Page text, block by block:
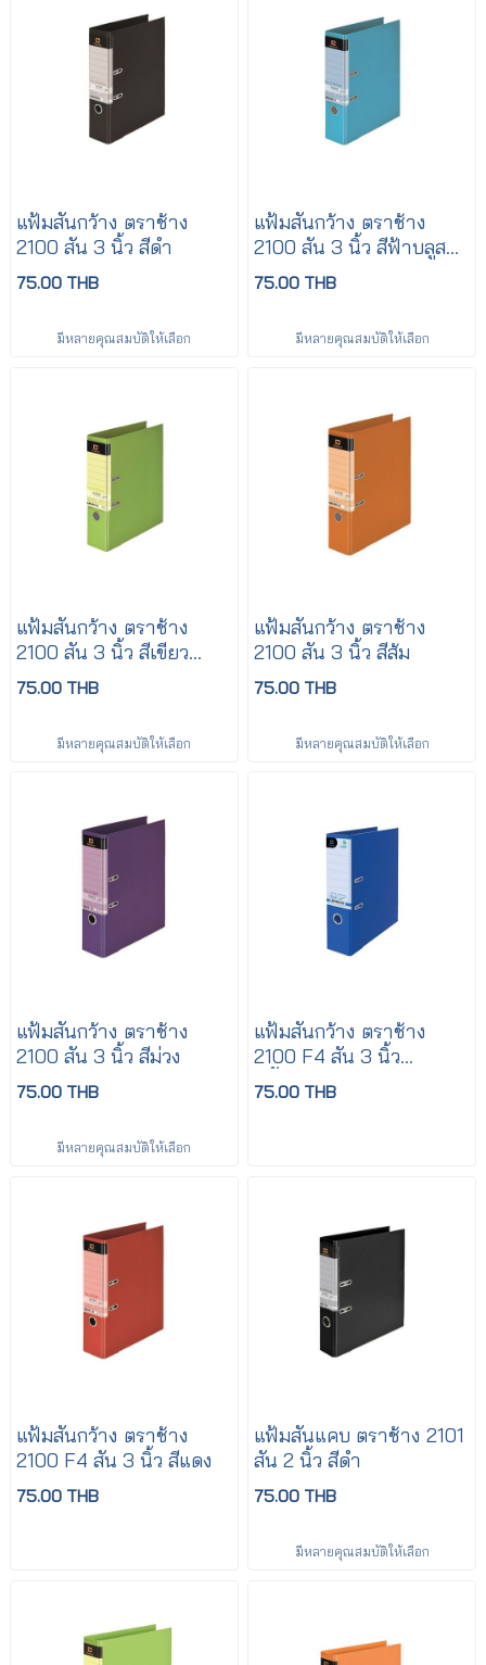
แฟ้มสันกว้าง ตราช้าง
2100 สัน 3 นิ้ว สีดำ
75.00 THB
มีหลายคุณสมบัติให้เลือก
แฟ้มสันกว้าง ตราช้าง
2100 สัน 3 นิ้ว สีฟ้าบลูสกา
ย
75.00 THB
มีหลายคุณสมบัติให้เลือก
แฟ้มสันกว้าง ตราช้าง
2100 สัน 3 นิ้ว สีเขียว
มะนาว
75.00 THB
มีหลายคุณสมบัติให้เลือก
แฟ้มสันกว้าง ตราช้าง
2100 สัน 3 นิ้ว สีส้ม
75.00 THB
มีหลายคุณสมบัติให้เลือก
แฟ้มสันกว้าง ตราช้าง
2100 สัน 3 นิ้ว สีม่วง
75.00 THB
มีหลายคุณสมบัติให้เลือก
แฟ้มสันกว้าง ตราช้าง
2100 F4 สัน 3 นิ้ว
สีน้ำเงิน
75.00 THB
แฟ้มสันกว้าง ตราช้าง
2100 F4 สัน 3 นิ้ว สีแดง
75.00 THB
แฟ้มสันแคบ ตราช้าง 2101
สัน 2 นิ้ว สีดำ
75.00 THB
มีหลายคุณสมบัติให้เลือก